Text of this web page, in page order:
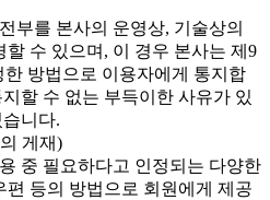
부를 본사의 운영상, 기술상의
수 있으며, 이 경우 본사는 제9
방법으로 이용자에게 통지합
할 수 없는 부득이한 사유가 있
니다.
게재)
중 필요하다고 인정되는 다양한
등의 방법으로 회원에게 제공